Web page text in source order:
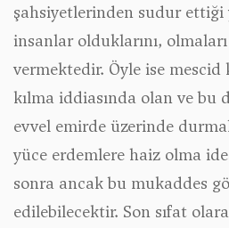
şahsiyetlerinden sudur ettiği
insanlar olduklarını,
vermektedir. Öyle ise
kılma iddiasında olan ve bu
evvel emirde üzerinde
yüce erdemlere haiz olma
sonra ancak bu mukaddes
edilebilecektir. Son sıfat